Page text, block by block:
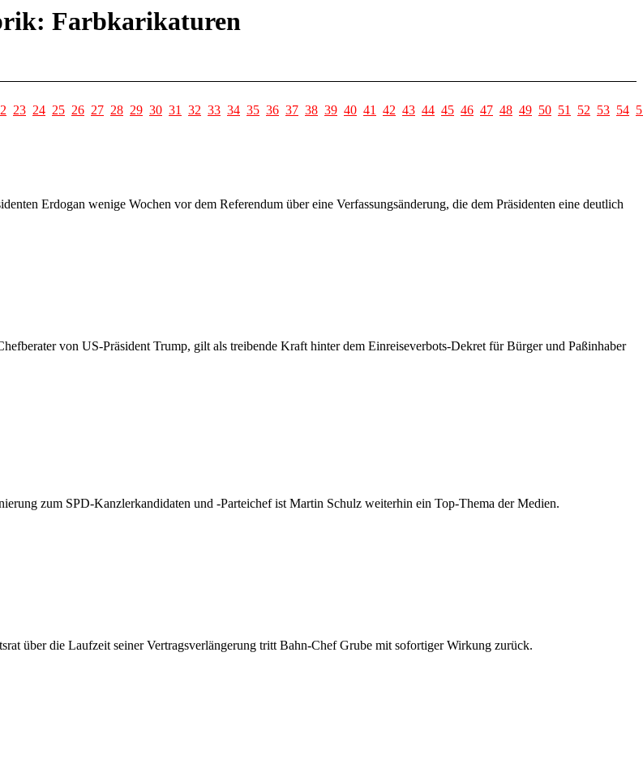
Farbkarikaturen
23 24 25 26 27 28 29 30 31 32 33 34 35 36 37 38 39 40 41 42 43 44 45 46 47 48 49 50 51 52 53 54
Erdogan wenige Wochen vor dem Referendum über eine Verfassungsänderung, die dem Präsidenten eine deutlich
von US-Präsident Trump, gilt als treibende Kraft hinter dem Einreiseverbots-Dekret für Bürger und Paßinhaber
zum SPD-Kanzlerkandidaten und -Parteichef ist Martin Schulz weiterhin ein Top-Thema der Medien.
über die Laufzeit seiner Vertragsverlängerung tritt Bahn-Chef Grube mit sofortiger Wirkung zurück.